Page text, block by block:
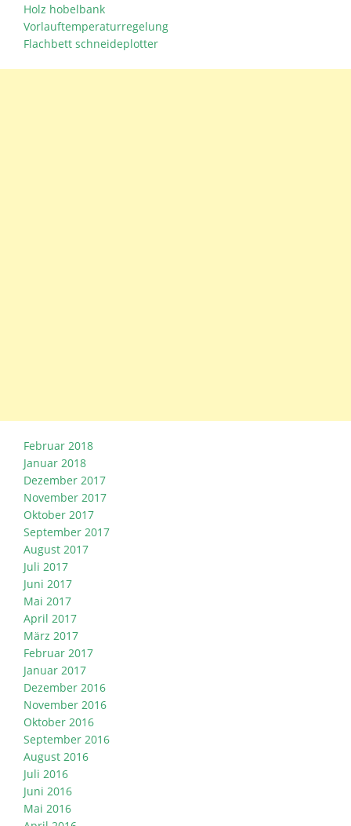
Holz hobelbank
Vorlauftemperaturregelung
Flachbett schneideplotter
Februar 2018
Januar 2018
Dezember 2017
November 2017
Oktober 2017
September 2017
August 2017
Juli 2017
Juni 2017
Mai 2017
April 2017
März 2017
Februar 2017
Januar 2017
Dezember 2016
November 2016
Oktober 2016
September 2016
August 2016
Juli 2016
Juni 2016
Mai 2016